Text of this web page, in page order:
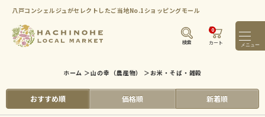
八戸コンシェルジュがセレクトしたご当地No.1ショッピングモール
検索 カート
0
メ
ホーム ＞山の幸（農産物） ＞ お米・そば・雑穀
おすすめ順 価格順 新着順